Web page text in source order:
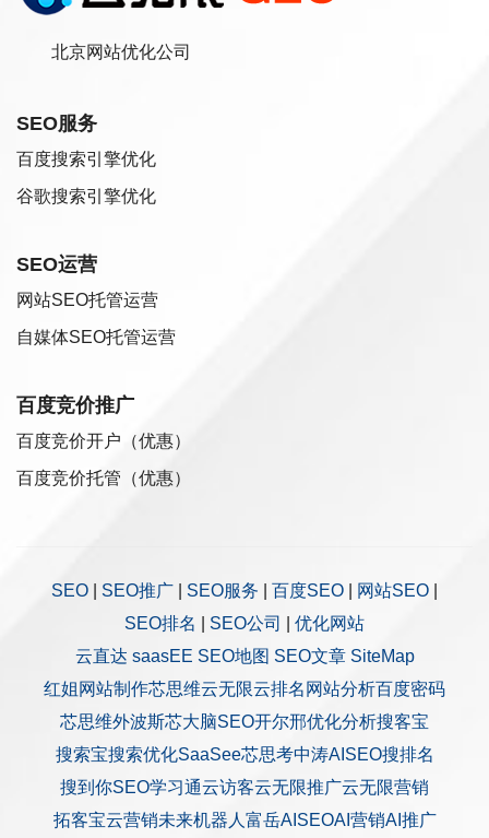
北京网站优化公司
SEO服务
百度搜索引擎优化
谷歌搜索引擎优化
SEO运营
网站SEO托管运营
自媒体SEO托管运营
百度竞价推广
百度竞价开户（优惠）
百度竞价托管（优惠）
SEO SEO推广 SEO服务 百度SEO 网站SEO
SEO排名
SEO公司
优化网站
云直达 saasEE SEO地图 SEO文章 SiteMap
红姐网站制作芯思维云无限云排名 网站分析百度密码
芯思维外波斯芯大脑SEO开尔邢优化分析搜客宝
搜索宝搜索优化SaaSee芯思考中涛AISEO搜排名
搜到你SEO学习通云访客云无限推广云无限营销
拓客宝云营销未来机器人 富岳AISEOAI营销AI推广